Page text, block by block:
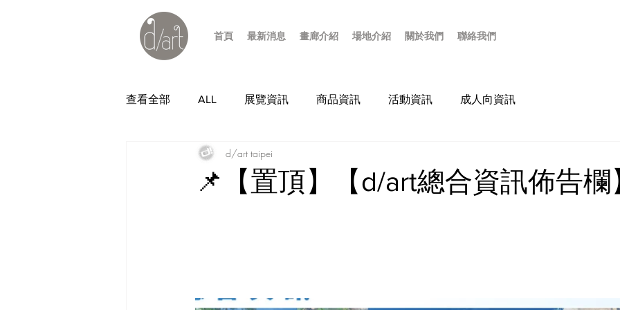
首頁 最新消息 畫廊介紹 場地介紹 關於我們 聯絡我們
查看全部 ALL 展覽資訊 商品資訊 活動資訊 成人向資訊
📌【置頂】【d/art總合資訊佈告欄
d/art taipei